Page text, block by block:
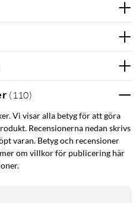
( 110)
Vi visar alla betyg för att göra
Recensionerna nedan skrivs
varan. Betyg och recensioner
mer om villkor för publicering här